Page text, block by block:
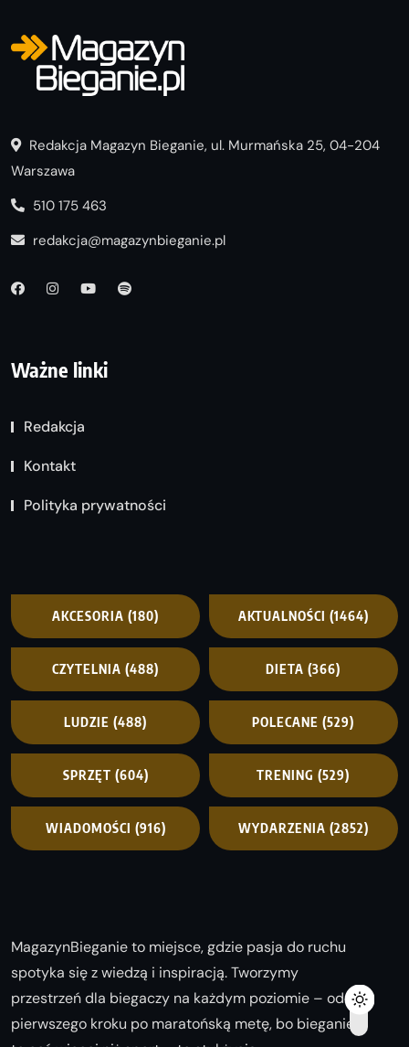
Redakcja Magazyn Bieganie, ul. Murmańska 25, 04-204
Warszawa
510 175 463
redakcja@magazynbieganie.pl
Ważne linki
Redakcja
Kontakt
Polityka prywatności
AKCESORIA (180) AKTUALNOŚCI (1464)
CZYTELNIA (488) DIETA (366)
LUDZIE (488) POLECANE (529)
SPRZĘT (604) TRENING (529)
WIADOMOŚCI (916) WYDARZENIA (2852)
MagazynBieganie to miejsce, gdzie pasja do ruchu
spotyka się z wiedzą i inspiracją. Tworzymy
przestrzeń dla biegaczy na każdym poziomie – od
pierwszego kroku po maratońską metę, bo bieganie